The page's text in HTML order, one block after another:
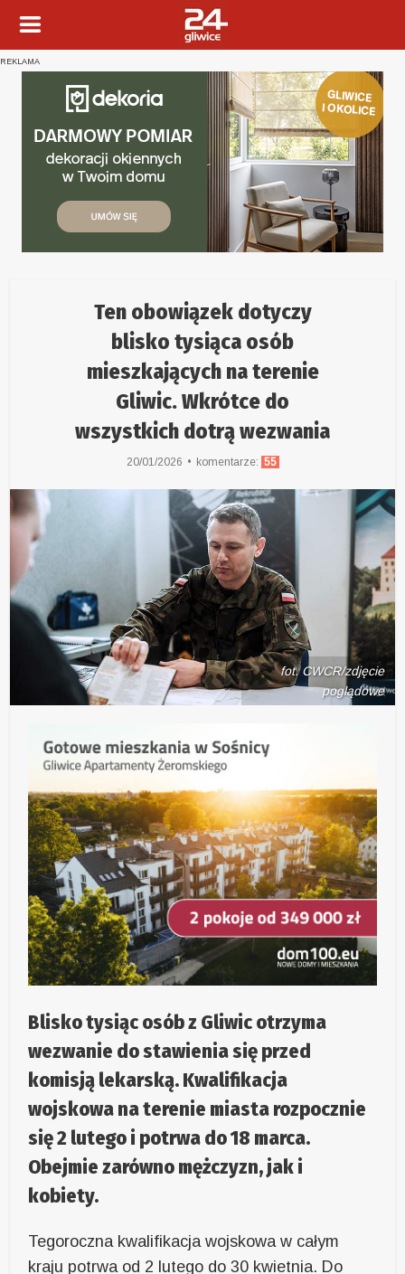
REKLAMA
Ten obowiązek dotyczy
blisko tysiąca osób
mieszkających na terenie
Gliwic. Wkrótce do
wszystkich dotrą wezwania
20/01/2026 komentarze: 55
fot. CWCR/zdjęcie
poglądowe
Blisko tysiąc osób z Gliwic otrzyma
wezwanie do stawienia się przed
komisją lekarską. Kwalifikacja
wojskowa na terenie miasta rozpocznie
się 2 lutego i potrwa do 18 marca.
Obejmie zarówno mężczyzn, jak i
kobiety.
Tegoroczna kwalifikacja wojskowa w całym
kraju potrwa od 2 lutego do 30 kwietnia. Do